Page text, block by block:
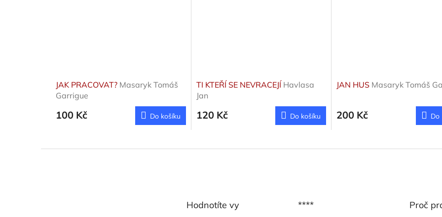
JAK PRACOVAT? Masaryk Tomáš
Garrigue
100 Kč Do košíku
TI KTEŘÍ SE NEVRACEJÍ Havlasa
Jan
120 Kč Do košíku
JAN HUS Masaryk Tomáš
200 Kč Do
Hodnotíte vy
**** Proč